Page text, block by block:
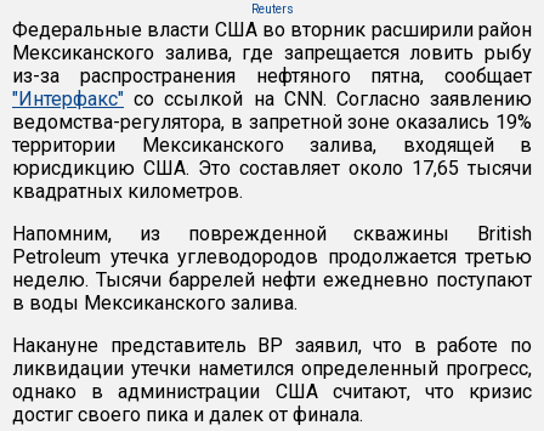
Reuters
Федеральные власти США во вторник расширили район
Мексиканского залива, где запрещается ловить рыбу
из-за распространения нефтяного пятна, сообщает
"Интерфакс" со ссылкой на CNN. Согласно заявлению
ведомства-регулятора, в запретной зоне оказались 19%
территории Мексиканского залива, входящей в
юрисдикцию США. Это составляет около 17,65 тысячи
квадратных километров.
Напомним, из поврежденной скважины British
Petroleum утечка углеводородов продолжается третью
неделю. Тысячи баррелей нефти ежедневно поступают
в воды Мексиканского залива.
Накануне представитель ВР заявил, что в работе по
ликвидации утечки наметился определенный прогресс,
однако в администрации США считают, что кризис
достиг своего пика и далек от финала.